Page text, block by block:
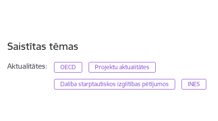
Saistītas tēmas
Aktualitātes: OECD Projektu aktualitātes
Dalība starptautiskos izglītības pētījumos INES